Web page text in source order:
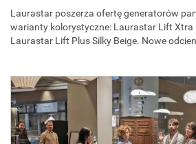
Laurastar poszerza ofertę generatorów
warianty kolorystyczne: Laurastar Lift Xtra
Laurastar Lift Plus Silky Beige. Nowe